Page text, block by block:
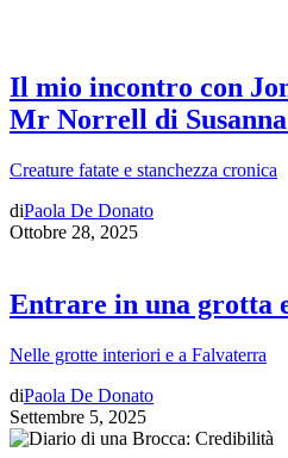
Il mio incontro con
Mr Norrell di
Creature fatate e stanchezza cronica
diPaola De Donato
Ottobre 28, 2025
Entrare in una grotta
Nelle grotte interiori e a Falvaterra
diPaola De Donato
Settembre 5, 2025